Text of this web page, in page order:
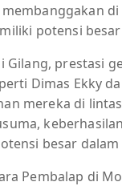
potensi
Gilang, prestasi
Dimas Ekky
mereka di
besar
Pembalap di